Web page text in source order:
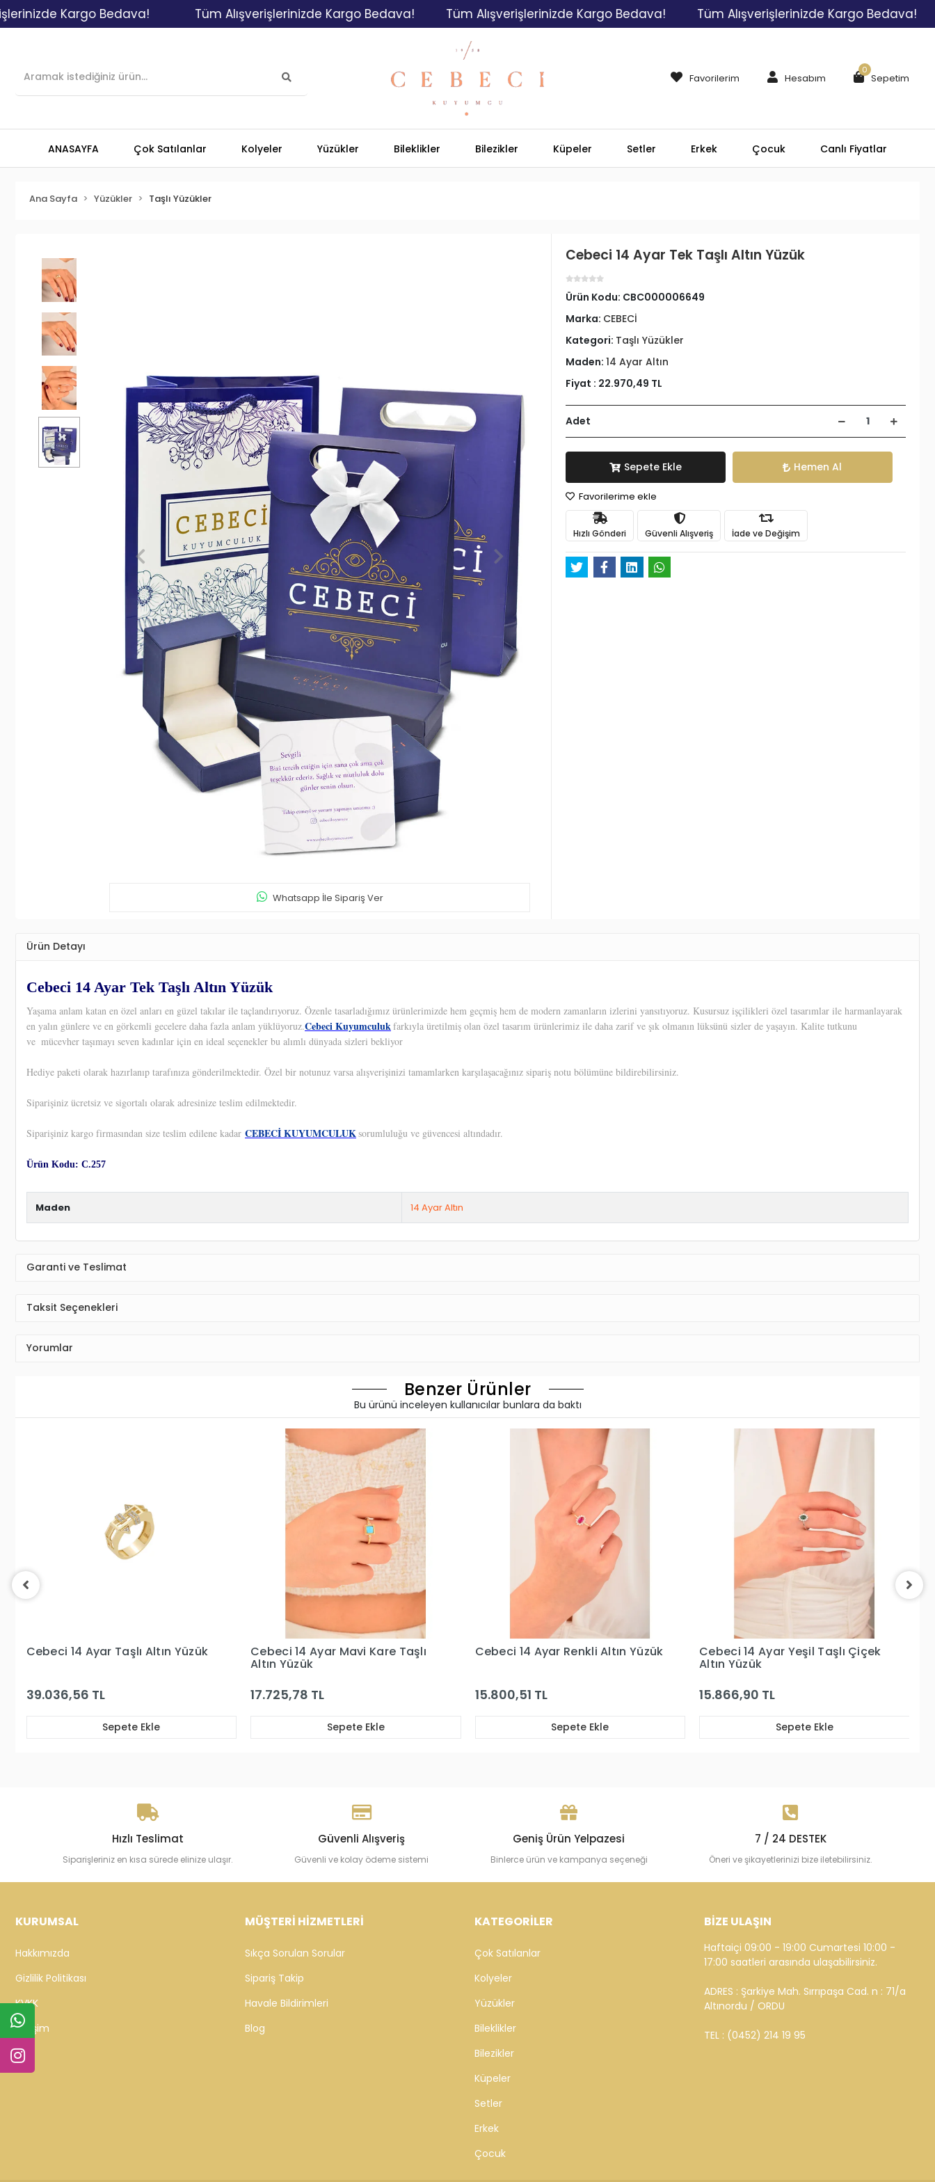
Kargo Bedava! Tüm Alışverişlerinizde Kargo Bedava! Tüm Alışverişlerinizde Kargo Bedava! Tüm Alışverişlerinizde Kargo Bedava!
Favorilerim Hesabım Sepetim
0
ANASAYFA Çok Satılanlar Kolyeler Yüzükler Bileklikler Bilezikler Küpeler Setler Erkek Çocuk Canlı Fiyatlar
Ana Sayfa Yüzükler Taşlı Yüzükler
Whatsapp İle Sipariş Ver
Cebeci 14 Ayar Tek Taşlı Altın Yüzük
Ürün Kodu: CBC000006649
Marka: CEBECİ
Kategori: Taşlı Yüzükler
Maden: 14 Ayar Altın
Fiyat : 22.970,49 TL
Adet
Sepete Ekle Hemen Al
Favorilerime ekle
Hızlı Gönderi Güvenli Alışveriş İade ve Değişim
Ürün Detayı
Cebeci 14 Ayar Tek Taşlı Altın Yüzük
Yaşama anlam katan en özel anları en güzel takılar ile taçlandırıyoruz. Özenle tasarladığımız ürünlerimizde hem geçmiş hem de modern zamanların izlerini yansıtıyoruz. Kusursuz işçilikleri özel tasarımlar ile harmanlayarak
en yalın günlere ve en görkemli gecelere daha fazla anlam yüklüyoruz.Cebeci Kuyumculukfarkıyla üretilmiş olan özel tasarım ürünlerimiz ile daha zarif ve şık olmanın lüksünü sizler de yaşayın. Kalite tutkunu
ve mücevher taşımayı seven kadınlar için en ideal seçenekler bu alımlı dünyada sizleri bekliyor
Hediye paketi olarak hazırlanıp tarafınıza gönderilmektedir. Özel bir notunuz varsa alışverişinizi tamamlarken karşılaşacağınız sipariş notu bölümüne bildirebilirsiniz.
Siparişiniz ücretsiz ve sigortalı olarak adresinize teslim edilmektedir.
Siparişiniz kargo firmasından size teslim edilene kadar CEBECİ KUYUMCULUKsorumluluğu ve güvencesi altındadır.
Ürün Kodu: C.257
Maden 14 Ayar Altın
Garanti ve Teslimat
Taksit Seçenekleri
Yorumlar
Benzer Ürünler
Bu ürünü inceleyen kullanıcılar bunlara da baktı
Cebeci 14 Ayar Mavi Kare Taşlı
17.725,78 TL
Sepete Ekle
Cebeci 14 Ayar Renkli Altın Yüzük
15.800,51 TL
Sepete Ekle
Cebeci 14 Ayar Yeşil Taşlı Çiçek
15.866,90 TL
Sepete Ekle
Cebeci 14 Ayar Pembe Taşlı Altın
Yüzük
57.559,00 TL
Sepete Ekle
Hızlı Teslimat
Siparişleriniz en kısa sürede elinize ulaşır.
Güvenli Alışveriş
Güvenli ve kolay ödeme sistemi
Geniş Ürün Yelpazesi
Binlerce ürün ve kampanya seçeneği
7 / 24 DESTEK
Öneri ve şikayetlerinizi bize iletebilirsiniz.
KURUMSAL
Hakkımızda
Gizlilik Politikası
KVKK
İletişim
MÜŞTERİ HİZMETLERİ
Sıkça Sorulan Sorular
Sipariş Takip
Havale Bildirimleri
Blog
KATEGORİLER
Çok Satılanlar
Kolyeler
Yüzükler
Bileklikler
Bilezikler
Küpeler
Setler
Erkek
Çocuk
BİZE ULAŞIN
Haftaiçi 09:00 - 19:00 Cumartesi 10:00 -
17:00 saatleri arasında ulaşabilirsiniz.
ADRES : Şarkiye Mah. Sırrıpaşa Cad. n : 71/a
Altınordu / ORDU
TEL : (0452) 214 19 95